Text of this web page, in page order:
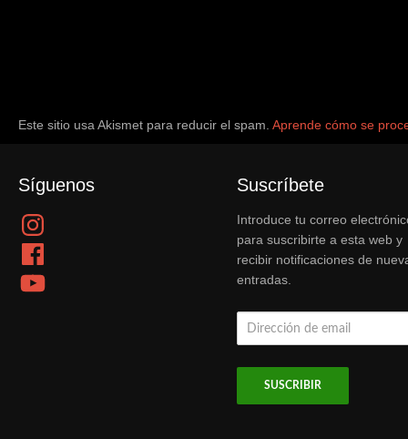
Este sitio usa Akismet para reducir el spam. Aprende cómo se
Síguenos
Instagram
Facebook
YouTube
Suscríbete
Introduce tu correo
para suscribirte a esta web y
recibir notificaciones de
entradas.
Dirección